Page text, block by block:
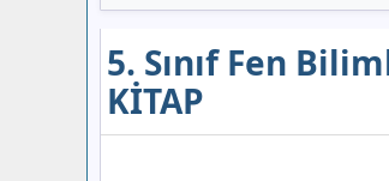
5. Sınıf Fen
KİTAP